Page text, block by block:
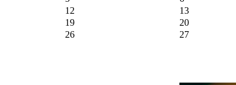
12 13
19 20
26 27